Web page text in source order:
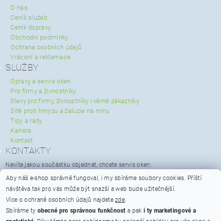
O nás
Ceník služeb
Ceník dopravy
Obchodní podmínky
Ochrana osobních údajů
Vrácení a reklamace
SLUŽBY
Opravy a servis oken
Pro firmy a živnostníky
Slevy pro firmy, živnostníky i věrné zákazníky
Sítě proti hmyzu a žaluzie na míru
Tipy a rady
Kariéra
Kontakt
KONTAKTY
Nevíte jakou součástku objednat, chcete servis oken:
servis@spravaoken.cz
info@spravaoken.cz
+420 608 511 355
Aby náš e-shop správně fungoval, i my sbíráme soubory cookies. Příští
návštěva tak pro vás může být snazší a web bude užitečnější.
Více o ochraně osobních údajů najdete zde.
Sbíráme ty obecné pro správnou funkčnost a paki ty marketingové a